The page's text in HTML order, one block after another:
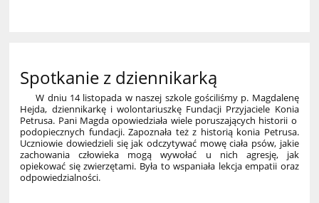
Spotkanie z dziennikarką
W dniu 14 listopada w naszej szkole gościliśmy p. Magdalenę
Hejda, dziennikarkę i wolontariuszkę Fundacji Przyjaciele Konia
Petrusa. Pani Magda opowiedziała wiele poruszających historii o
podopiecznych fundacji. Zapoznała też z historią konia Petrusa.
Uczniowie dowiedzieli się jak odczytywać mowę ciała psów, jakie
zachowania człowieka mogą wywołać u nich agresję, jak
opiekować się zwierzętami. Była to wspaniała lekcja empatii oraz
odpowiedzialności.